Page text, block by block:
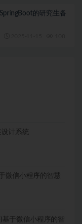
的研究生备
计系统
微信小程序的智慧
基于微信小程序的智